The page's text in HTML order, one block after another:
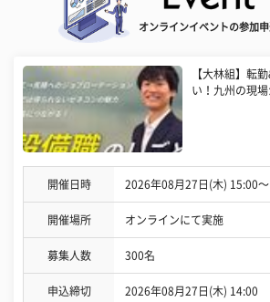
オンラインイベントの参加
【大林組】転
い！九州の現
開催日時 2026年08月27日(木) 15:00
開催場所 オンラインにて実施
募集人数 300名
申込締切 2026年08月27日(木) 14:00